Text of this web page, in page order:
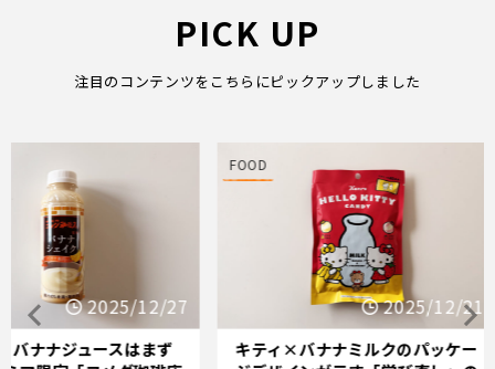
PICK UP
注目のコンテンツをこちらにピックアップしました
12/27
はまず
2025/12/21
キティ×バナナミルクのパッケー
オイシッ